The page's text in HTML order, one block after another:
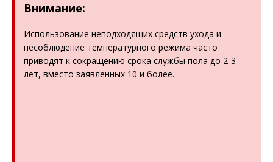
Внимание:
Использование неподходящих средств ухода и
несоблюдение температурного режима часто
приводят к сокращению срока службы пола до 2-3
лет, вместо заявленных 10 и более.